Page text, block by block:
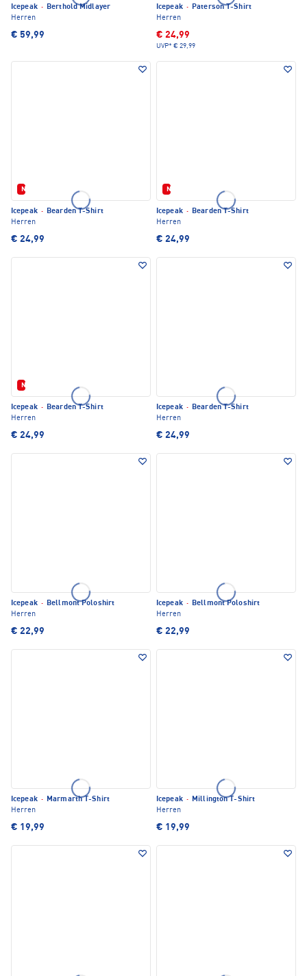
Icepeak · Berthold Midlayer
Herren
€ 59,99
Icepeak · Paterson T-Shirt
Herren
€ 24,99
UVP* € 29,99
Neu
Icepeak · Bearden T-Shirt
Herren
€ 24,99
Neu
Icepeak · Bearden T-Shirt
Herren
€ 24,99
Neu
Icepeak · Bearden T-Shirt
Herren
€ 24,99
Icepeak · Bearden T-Shirt
Herren
€ 24,99
Icepeak · Bellmont Poloshirt
Herren
€ 22,99
Icepeak · Bellmont Poloshirt
Herren
€ 22,99
Icepeak · Marmarth T-Shirt
Herren
€ 19,99
Icepeak · Millington T-Shirt
Herren
€ 19,99